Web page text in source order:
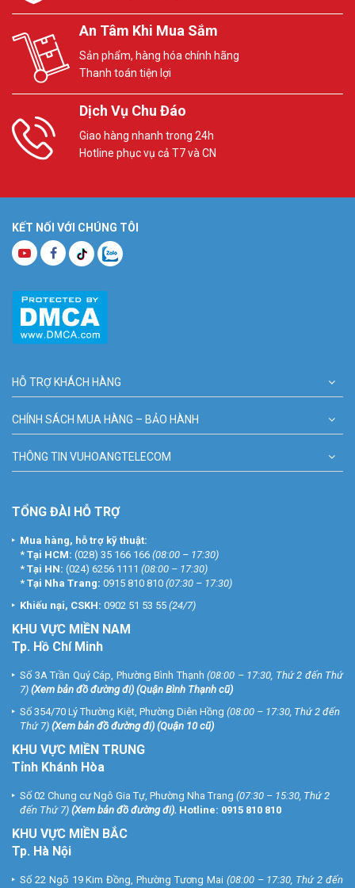
An Tâm Khi Mua Sắm
Sản phẩm, hàng hóa chính hãng
Thanh toán tiện lợi
Dịch Vụ Chu Đáo
Giao hàng nhanh trong 24h
Hotline phục vụ cả T7 và CN
KẾT NỐI VỚI CHÚNG TÔI
HỖ TRỢ KHÁCH HÀNG
CHÍNH SÁCH MUA HÀNG – BẢO HÀNH
THÔNG TIN VUHOANGTELECOM
TỔNG ĐÀI HỖ TRỢ
Mua hàng, hỗ trợ kỹ thuật:
* Tại HCM: (028) 35 166 166 (08:00 – 17:30)
* Tại HN: (024) 6256 1111 (08:00 – 17:30)
* Tại Nha Trang: 0915 810 810 (07:30 – 17:30)
Khiếu nại, CSKH: 0902 51 53 55 (24/7)
KHU VỰC MIỀN NAM
Tp. Hồ Chí Minh
Số 3A Trần Quý Cáp, Phường Bình Thạnh (08:00 – 17:30, Thứ 2 đến Thứ
7) (Xem bản đồ đường đi) (Quận Bình Thạnh cũ)
Số 354/70 Lý Thường Kiệt, Phường Diên Hồng (08:00 – 17:30, Thứ 2 đến
Thứ 7) (Xem bản đồ đường đi) (Quận 10 cũ)
KHU VỰC MIỀN TRUNG
Tỉnh Khánh Hòa
Số 02 Chung cư Ngô Gia Tự, Phường Nha Trang (07:30 – 15:30, Thứ 2
đến Thứ 7) (Xem bản đồ đường đi). Hotline: 0915 810 810
KHU VỰC MIỀN BẮC
Tp. Hà Nội
Số 22 Ngõ 19 Kim Đồng, Phường Tương Mai (08:00 – 17:30, Thứ 2 đến